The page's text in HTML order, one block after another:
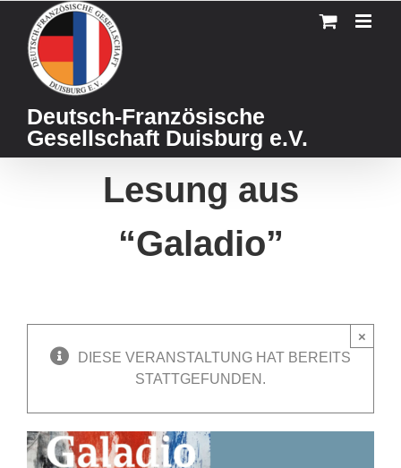
content
Deutsch-Französische
Gesellschaft Duisburg e.V.
Lesung aus
“Galadio”
DIESE VERANSTALTUNG HAT BEREITS
STATTGEFUNDEN.
×